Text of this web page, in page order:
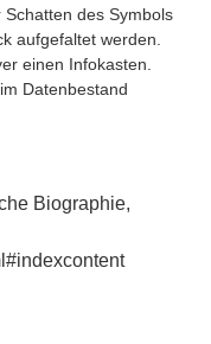
des Symbols
aufgefaltet werden.
einen Infokasten.
Datenbestand
Biographie,